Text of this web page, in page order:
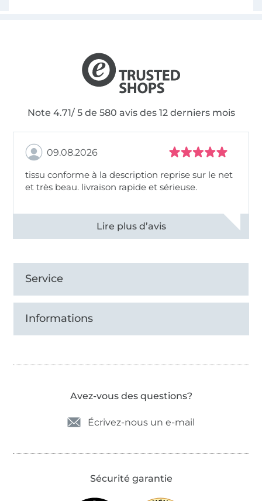
Note 4.71/ 5 de 580 avis des 12 derniers mois
09.08.2026
tissu conforme à la description reprise sur le net
et très beau. livraison rapide et sérieuse.
Voir tous les 11498 commentaires
Service
Informations
Avez-vous des questions?
Écrivez-nous un e-mail
Sécurité garantie